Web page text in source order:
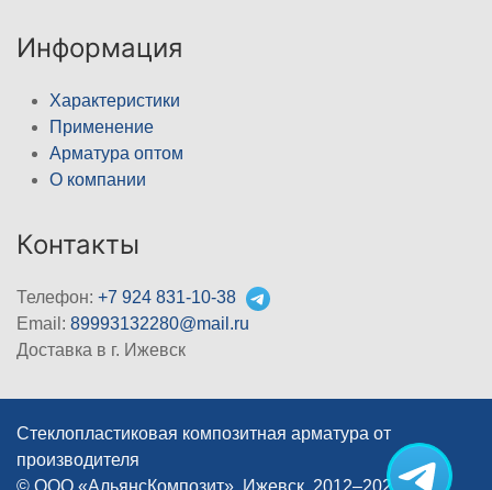
Информация
Характеристики
Применение
Арматура оптом
О компании
Контакты
Телефон: +7 924 831-10-38
Email: 89993132280@mail.ru
Доставка в г. Ижевск
Стеклопластиковая композитная арматура от
производителя
© ООО «АльянсКомпозит», Ижевск, 2012–2026 |